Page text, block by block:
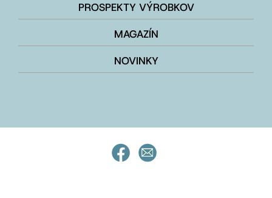
PROSPEKTY VÝROBKOV
MAGAZÍN
NOVINKY